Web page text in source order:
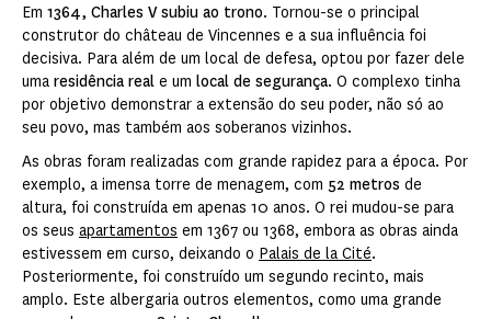
Em 1364, Charles V subiu ao trono. Tornou-se o principal
construtor do château de Vincennes e a sua influência foi
decisiva. Para além de um local de defesa, optou por fazer dele
uma residência real e um local de segurança. O complexo tinha
por objetivo demonstrar a extensão do seu poder, não só ao
seu povo, mas também aos soberanos vizinhos.
As obras foram realizadas com grande rapidez para a época. Por
exemplo, a imensa torre de menagem, com 52 metros de
altura, foi construída em apenas 10 anos. O rei mudou-se para
os seus apartamentos em 1367 ou 1368, embora as obras ainda
estivessem em curso, deixando o Palais de la Cité.
Posteriormente, foi construído um segundo recinto, mais
amplo. Este albergaria outros elementos, como uma grande